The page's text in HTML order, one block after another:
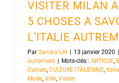
VISITER MILAN
5 CHOSES A
L’ITALIE
Par Sandra LAI 13 janvier 2020
autrement
Mots-clés : ARTICLE,
Culture, CULTURE ITALIENNE, Italia
Mode, Ville, Visiter